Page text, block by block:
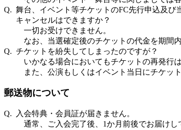
Q. 舞台、イベント等チケットのFC先行申込及び
キャンセルはできますか？
一切お受けできません。
なお、当選確定後のチケットの代金を期間
Q. チケットを紛失してしまったのですが？
いかなる場合においてもチケットの再発行
また、公演もしくはイベント当日にチケッ
郵送物について
Q. 入会特典・会員証が届きません。
通常、ご入会完了後、1か月前後でお届けし